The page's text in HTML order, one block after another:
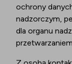
ochrony
nadzorczym,
dla organu